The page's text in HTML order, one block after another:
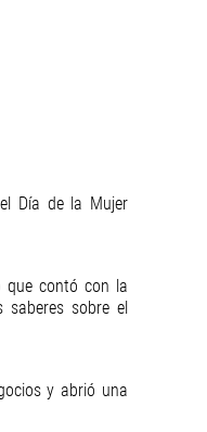
Día de la Mujer
que contó con la
saberes sobre el
y abrió una